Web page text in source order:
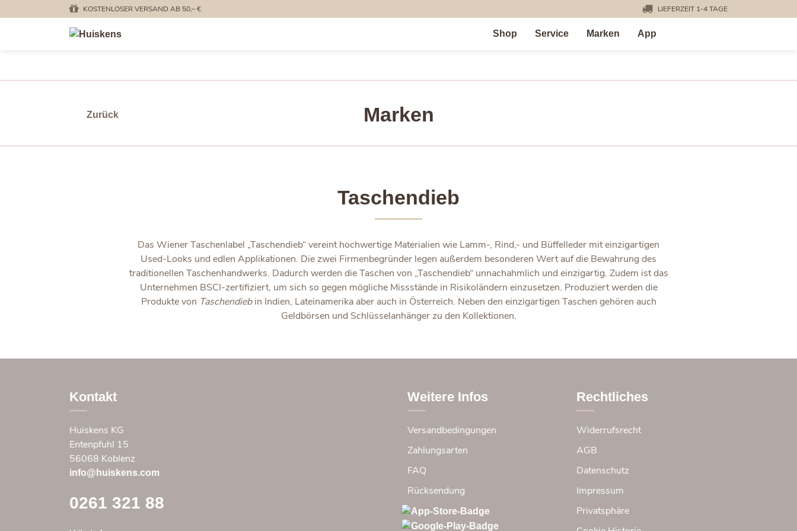
KOSTENLOSER VERSAND AB 50,– € LIEFERZEIT 1-4 TAGE
Shop Service Marken App
Marken
Zurück
Taschendieb
Das Wiener Taschenlabel „Taschendieb“ vereint hochwertige Materialien wie Lamm-, Rind,- und Büffelleder mit einzigartigen
Used-Looks und edlen Applikationen. Die zwei Firmenbegründer legen außerdem besonderen Wert auf die Bewahrung des
traditionellen Taschenhandwerks. Dadurch werden die Taschen von „Taschendieb“ unnachahmlich und einzigartig. Zudem ist das
Unternehmen BSCI-zertifiziert, um sich so gegen mögliche Missstände in Risikoländern einzusetzen. Produziert werden die
Produkte von Taschendiebin Indien, Lateinamerika aber auch in Österreich. Neben den einzigartigen Taschen gehören auch
Geldbörsen und Schlüsselanhänger zu den Kollektionen.
Kontakt
Huiskens KG
Entenpfuhl 15
56068 Koblenz
info@huiskens.com
0261 321 88
Weitere Infos
Versandbedingungen
Zahlungsarten
FAQ
Rücksendung
Rechtliches
Widerrufsrecht
AGB
Datenschutz
Impressum
Privatsphäre